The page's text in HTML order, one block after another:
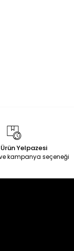
Yelpazesi
kampanya seçeneği